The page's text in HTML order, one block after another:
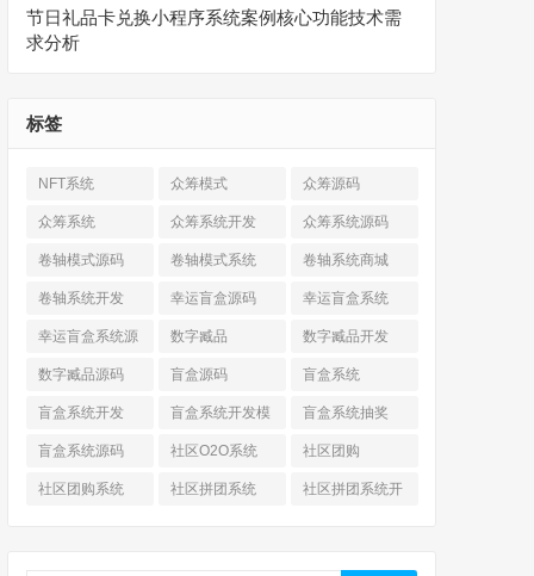
节日礼品卡兑换小程序系统案例核心功能技术需
求分析
标签
NFT系统 众筹模式 众筹源码
众筹系统 众筹系统开发 众筹系统源码
卷轴模式源码 卷轴模式系统 卷轴系统商城
卷轴系统开发 幸运盲盒源码 幸运盲盒系统
幸运盲盒系统源
码
数字臧品 数字臧品开发
数字臧品源码 盲盒源码 盲盒系统
盲盒系统开发
盲盒系统开发模
式
盲盒系统抽奖
盲盒系统源码 社区O2O系统 社区团购
社区团购系统 社区拼团系统
社区拼团系统开